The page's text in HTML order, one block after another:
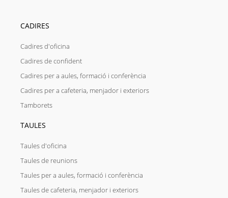
CADIRES
Cadires d'oficina
Cadires de confident
Cadires per a aules, formació i conferència
Cadires per a cafeteria, menjador i exteriors
Tamborets
TAULES
Taules d'oficina
Taules de reunions
Taules per a aules, formació i conferència
Taules de cafeteria, menjador i exteriors